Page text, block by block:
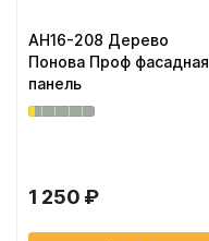
AH16-208 Дерево
Понова Проф фасадная
панель
1 250 ₽